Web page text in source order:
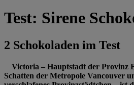
Test: Sirene
2 Schokoladen im Test
Victoria – Hauptstadt der Provinz
Schatten der Metropole Vancouver